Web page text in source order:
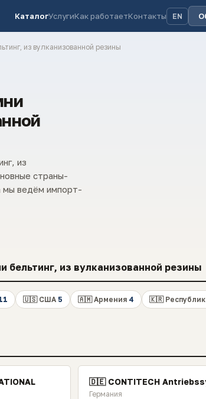
КаталогУслугиКак работаетКонтакты EN
из вулканизованной резины
из
страны-
мы ведём импорт-
из вулканизованной резины
🇺🇸 США 5 🇦🇲 Армения 4 🇰🇷
🇩🇪 CONTITECH
Германия